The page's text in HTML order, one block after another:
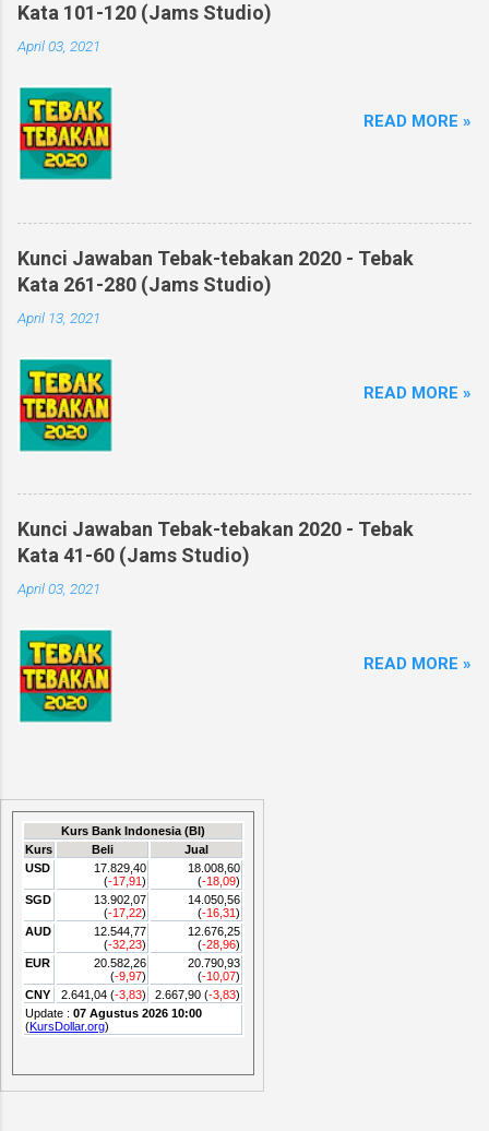
Kata 101-120 (Jams Studio)
April 03, 2021
READ MORE »
Kunci Jawaban Tebak-tebakan 2020 - Tebak
Kata 261-280 (Jams Studio)
April 13, 2021
READ MORE »
Kunci Jawaban Tebak-tebakan 2020 - Tebak
Kata 41-60 (Jams Studio)
April 03, 2021
READ MORE »